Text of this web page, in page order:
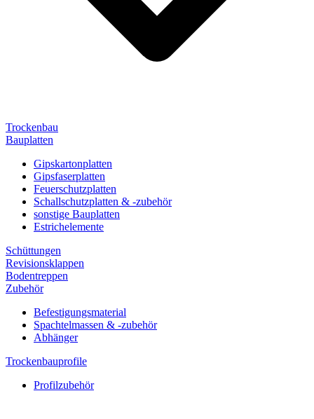
Trockenbau
Bauplatten
Gipskartonplatten
Gipsfaserplatten
Feuerschutzplatten
Schallschutzplatten & -zubehör
sonstige Bauplatten
Estrichelemente
Schüttungen
Revisionsklappen
Bodentreppen
Zubehör
Befestigungsmaterial
Spachtelmassen & -zubehör
Abhänger
Trockenbauprofile
Profilzubehör